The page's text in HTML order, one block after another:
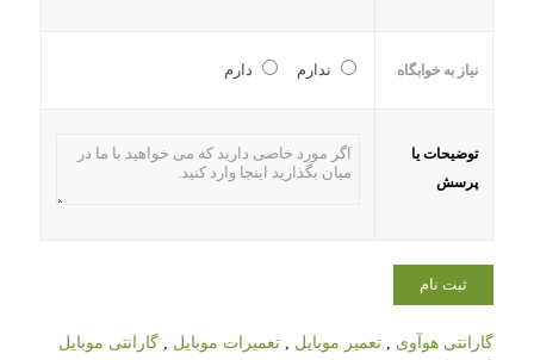
نیاز به خوابگاه ندارم دارم
توضیحات یا
پرسش
گارانتی هوآوی , تعمیر موبایل , تعمیرات موبایل , گارانتی موبایل